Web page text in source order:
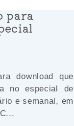
para
download que
no especial de
e semanal, em